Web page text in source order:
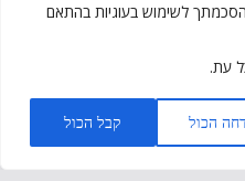
לשימוש בעוגיות בהתאם
עת.
דחה הכול קבל הכול